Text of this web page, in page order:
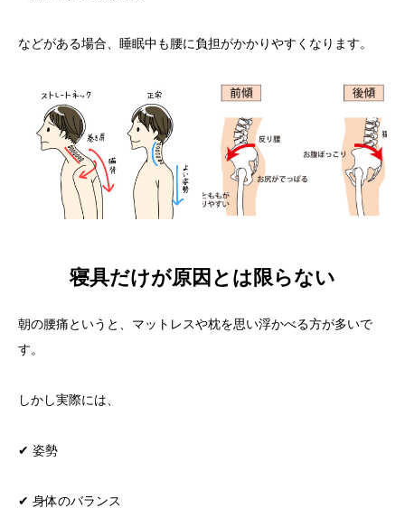
などがある場合、睡眠中も腰に負担がかかりやすくなります。
寝具だけが原因とは限らない
朝の腰痛というと、マットレスや枕を思い浮かべる方が多いで
す。
しかし実際には、
✔ 姿勢
✔ 身体のバランス